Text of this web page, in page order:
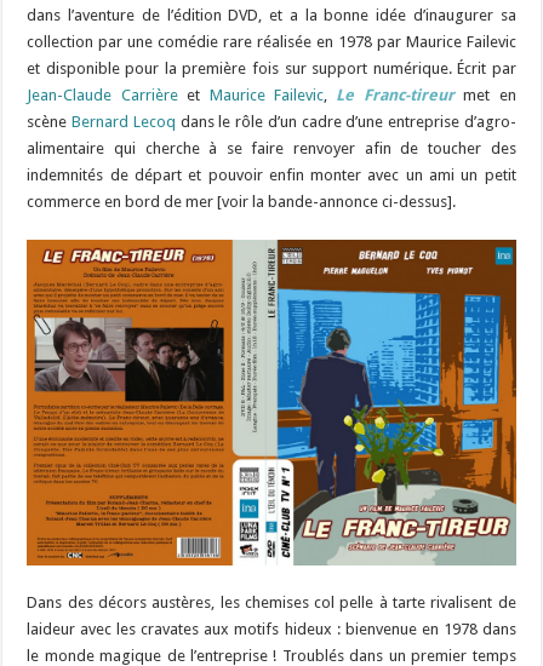
dans l’aventure de l’édition DVD, et a la bonne idée d’inaugurer sa
collection par une comédie rare réalisée en 1978 par Maurice Failevic
et disponible pour la première fois sur support numérique. Écrit par
Jean-Claude Carrièreet Maurice Failevic, Le Franc-tireurmet en
scène Bernard Lecoq dans le rôle d’un cadre d’une entreprise d’agro-
alimentaire qui cherche à se faire renvoyer afin de toucher des
indemnités de départ et pouvoir enfin monter avec un ami un petit
commerce en bord de mer [voir la bande-annonce ci-dessus].
Dans des décors austères, les chemises col pelle à tarte rivalisent de
laideur avec les cravates aux motifs hideux : bienvenue en 1978 dans
le monde magique de l’entreprise ! Troublés dans un premier temps